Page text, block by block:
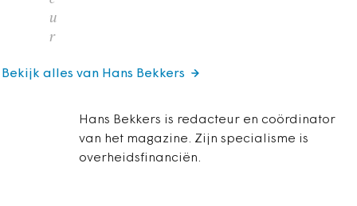
u
r
Hans Bekkers is redacteur en coördinator
van het magazine. Zijn specialisme is
overheidsfinanciën.
Bekijk alles van Hans Bekkers